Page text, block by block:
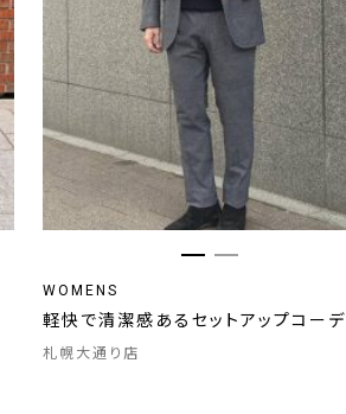
WOMENS
軽快で清潔感あるセットアップコーデ
札幌大通り店